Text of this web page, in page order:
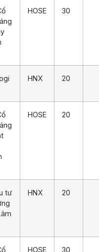
HOSE 30
HNX 20
HOSE 20
tư
HNX 20
HOSE 30